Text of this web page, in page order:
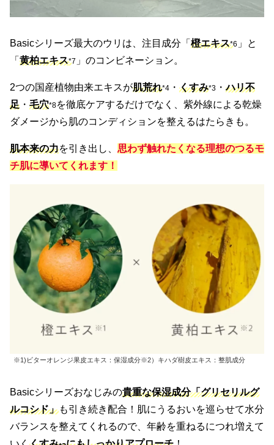
Basicシリーズ最大のウリは、注目成分「 橙エキス*6 」と
「 黄柏エキス*7 」のコンビネーション。
2つの国産植物由来エキスが肌荒れ*4 ・ くすみ*3 ・ハリ不
足 ・ 毛穴*8を徹底ケアするだけでなく、紫外線による乾燥
ダメージから肌のコンディションを整えるはたらきも。
肌本来の力を引き出し、 思わず触れたくなる理想のつるモ
チ肌に導いてくれます！
※1)ビターオレンジ果皮エキス：保湿成分※2）キハダ樹皮エキス：整肌成分
Basicシリーズおなじみの貴重な保湿成分「グリセリルグ
ルコシド」も引き続き配合！肌にうるおいを巡らせて水分
バランスを整えてくれるので、年齢を重ねるにつれ増えて